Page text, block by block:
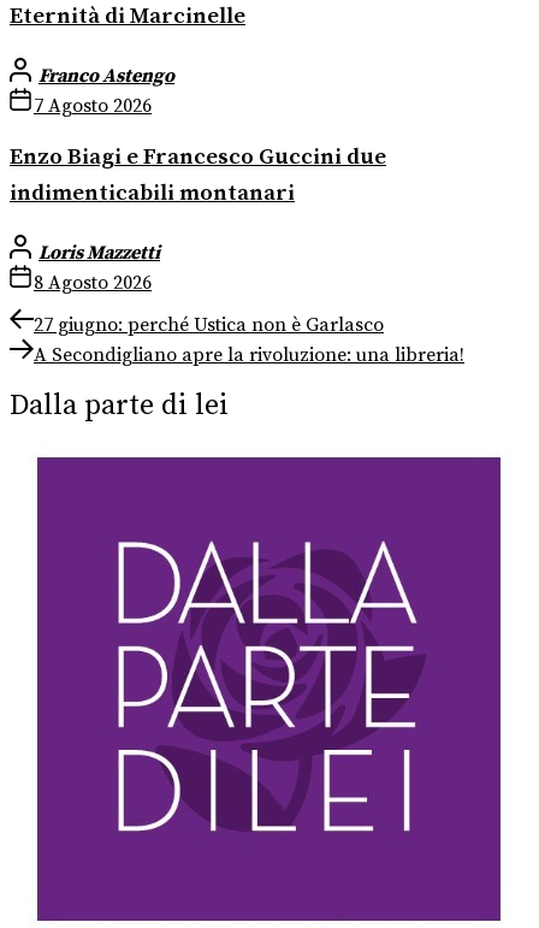
Eternità di Marcinelle
Franco Astengo
7 Agosto 2026
Enzo Biagi e Francesco Guccini due
indimenticabili montanari
Loris Mazzetti
8 Agosto 2026
Navigazione
articoli
Previous
post:
27 giugno: perché Ustica non è Garlasco
Next
A Secondigliano apre la rivoluzione: una libreria!
Dalla parte di lei